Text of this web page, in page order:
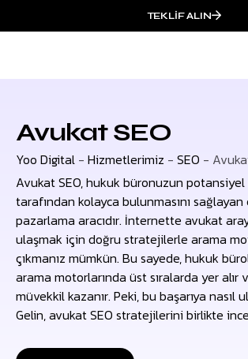
TEKLIF ALIN
Avukat SEO
Yoo Digital - Hizmetlerimiz - SEO -
Avukat SEO, hukuk büronuzun
tarafından kolayca bulunmasını
pazarlama aracıdır. İnternette avukat
ulaşmak için doğru stratejilerle arama
çıkmanız mümkün. Bu sayede, hukuk
arama motorlarında üst sıralarda yer alır
müvekkil kazanır. Peki, bu başarıya nasıl
Gelin, avukat SEO stratejilerini birlikte